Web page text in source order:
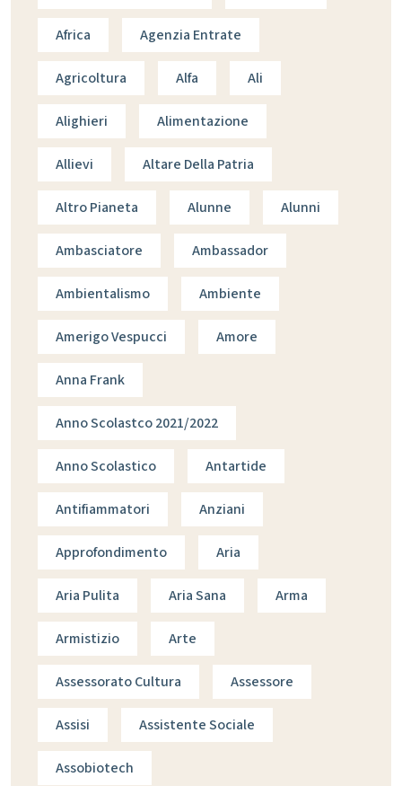
Africa Agenzia Entrate
Agricoltura Alfa Ali
Alighieri Alimentazione
Allievi Altare Della Patria
Altro Pianeta Alunne Alunni
Ambasciatore Ambassador
Ambientalismo Ambiente
Amerigo Vespucci Amore
Anna Frank
Anno Scolastco 2021/2022
Anno Scolastico Antartide
Antifiammatori Anziani
Approfondimento Aria
Aria Pulita Aria Sana Arma
Armistizio Arte
Assessorato Cultura Assessore
Assisi Assistente Sociale
Assobiotech